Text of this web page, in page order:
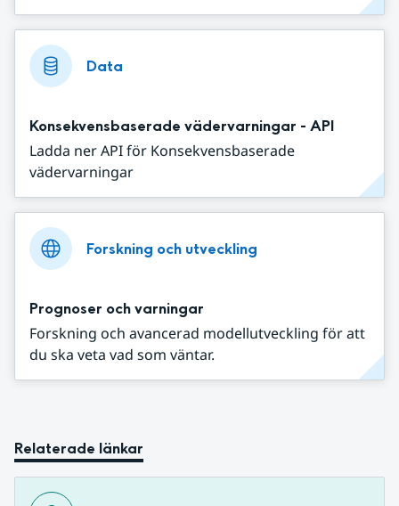
Data
Konsekvensbaserade vädervarningar - API
Ladda ner API för Konsekvensbaserade
vädervarningar
Forskning och utveckling
Prognoser och varningar
Forskning och avancerad modellutveckling för att
du ska veta vad som väntar.
Relaterade länkar